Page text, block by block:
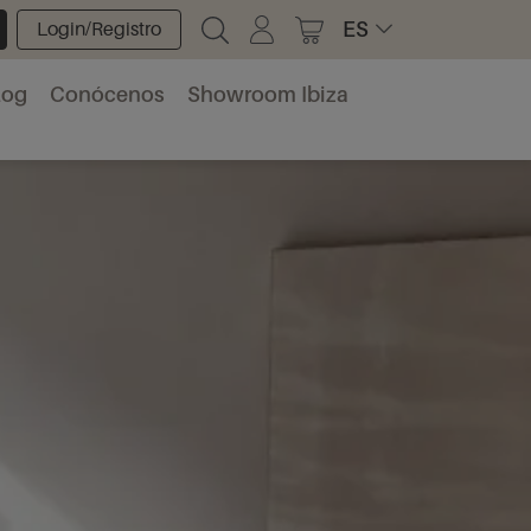
Login/Registro ES
Conócenos Showroom Ibiza